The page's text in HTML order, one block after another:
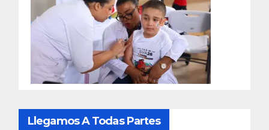
Llegamos A Todas Partes